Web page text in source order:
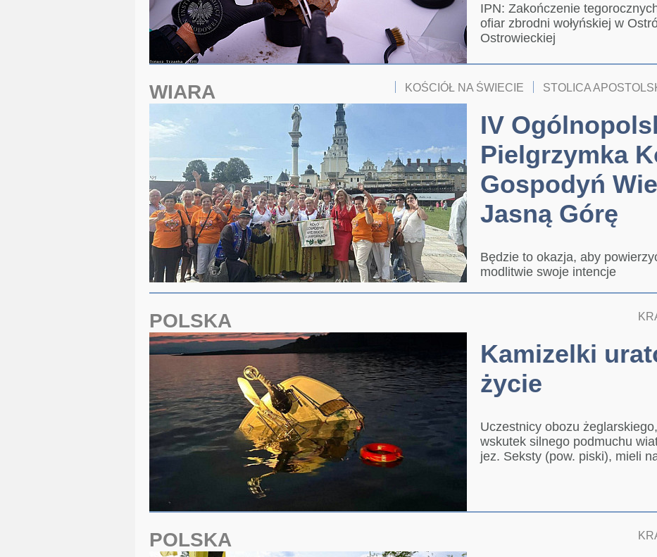
IPN: Zakończenie
ofiar zbrodni wołyńskiej w
Ostrowieckiej
WIARA STOLICA
KOŚCIÓŁ NA ŚWIECIE
IV
Pielgrzymka
Gospodyń
Jasną Górę
Będzie to okazja, aby
modlitwie swoje intencje
POLSKA
Kamizelki
życie
Uczestnicy obozu
wskutek silnego podmuchu
jez. Seksty (pow. piski), mieli
POLSKA